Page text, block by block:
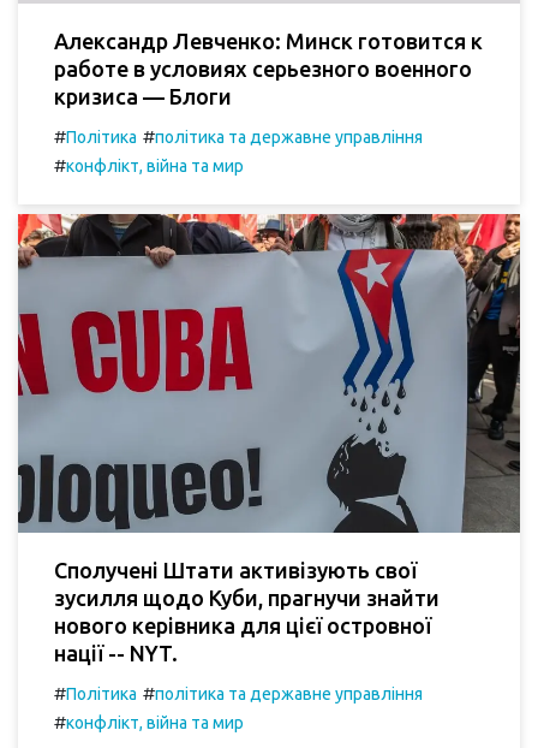
Александр Левченко: Минск готовится к
работе в условиях серьезного военного
кризиса — Блоги
#Політика #політика та державне управління
#конфлікт, війна та мир
Сполучені Штати активізують свої
зусилля щодо Куби, прагнучи знайти
нового керівника для цієї островної
нації -- NYT.
#Політика #політика та державне управління
#конфлікт, війна та мир